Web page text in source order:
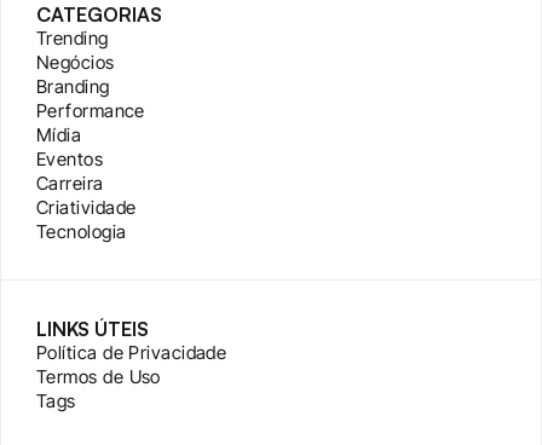
CATEGORIAS
Trending
Negócios
Branding
Performance
Mídia
Eventos
Carreira
Criatividade
Tecnologia
LINKS ÚTEIS
Política de Privacidade
Termos de Uso
Tags